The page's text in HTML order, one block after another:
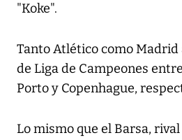
"Koke".
Tanto Atlético como
de Liga de Campeones
Porto y Copenhague,
Lo mismo que el Barsa,